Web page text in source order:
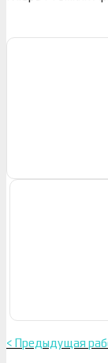
< Предыдущая